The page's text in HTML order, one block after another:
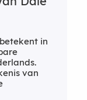
in
van